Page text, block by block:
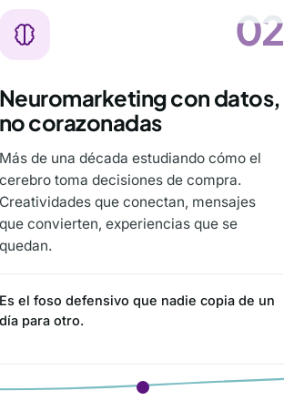
02
02
Neuromarketing con datos,
no corazonadas
Más de una década estudiando cómo el
cerebro toma decisiones de compra.
Creatividades que conectan, mensajes
que convierten, experiencias que se
quedan.
Es el foso defensivo que nadie copia de un
día para otro.